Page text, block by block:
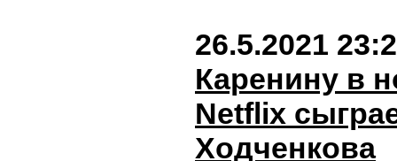
26.5.2021
Каренину в
Netflix
Ходченкова